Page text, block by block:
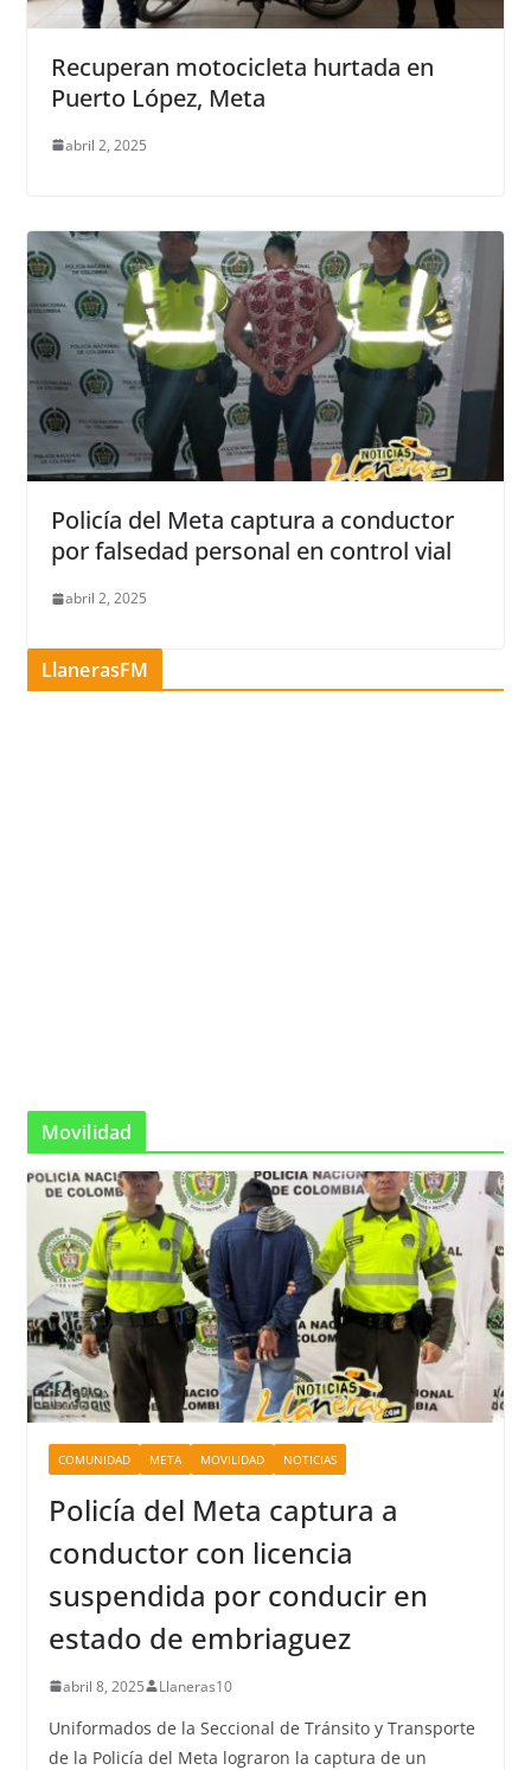
Recuperan motocicleta hurtada en
Puerto López, Meta
abril 2, 2025
Policía del Meta captura a conductor
por falsedad personal en control vial
abril 2, 2025
LlanerasFM
Movilidad
COMUNIDAD META MOVILIDAD NOTICIAS
Policía del Meta captura a
conductor con licencia
suspendida por conducir en
estado de embriaguez
abril 8, 2025 Llaneras10
Uniformados de la Seccional de Tránsito y Transporte
de la Policía del Meta lograron la captura de un